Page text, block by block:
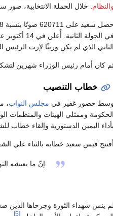
والنظام. خلال الحملة الانتخابية، صور
حصل سعيد على 620711 صوتًا بنسبة 27.8% من الأصوات في الجولة الأولى من
في الجولة الثانية. أُعلن في 14 أكتوبر عن رئاسة تونس الجديدة، وفاز في الجولة الثانية بنسبة 72.71٪ من الأصوات.
الثاني الذي لم يكن وريثًا لإرث الرئيس
كان أمام رئيس الوزراء شهرين
خطاب التنصيب
وسط حضور غفير في مجلس النواب،
الحكومة وممثلي الهيئات والمنظمات
بأداء اليمين الدستورية وإلقاء خطاب
أفتتح قيس سعيد خطابه بالثناء علي
إنّ ما يعيشه
لم ينس شهداء الثورة وجرحاها الذين
[5]